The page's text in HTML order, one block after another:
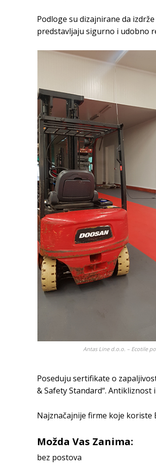
Podloge su dizajnirane da
predstavljaju sigurno i udobno
Antas Line d.o.o. – Ecotile
Poseduju sertifikate o
& Safety Standard“.
Najznačajnije firme koje koriste
Možda Vas Zanima:
bez postova